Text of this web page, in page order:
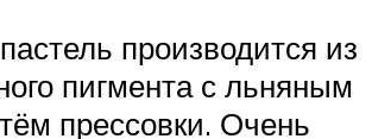
производится из
пигмента с льняным
прессовки. Очень